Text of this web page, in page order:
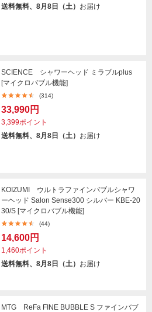
送料無料、8月8日（土） お届け
SCIENCE シャワーヘッド ミラブルplus
[マイクロバブル機能]
(314)
33,990円
3,399ポイント
送料無料、8月8日（土） お届け
KOIZUMI ウルトラファインバブルシャワ
ーヘッド Salon Sense300 シルバー KBE-20
30/S [マイクロバブル機能]
(44)
14,600円
1,460ポイント
送料無料、8月8日（土） お届け
MTG ReFa FINE BUBBLE S ファインバブ